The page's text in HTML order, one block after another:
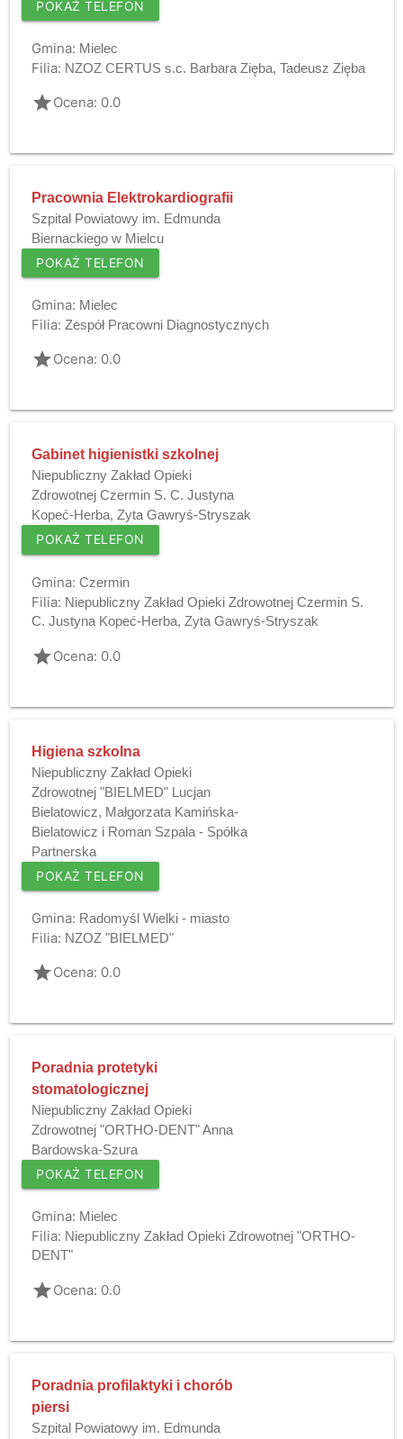
POKAŻ TELEFON
Gmina: Mielec
Filia: NZOZ CERTUS s.c. Barbara Zięba, Tadeusz Zięba
gradeOcena: 0.0
Pracownia Elektrokardiografii
Szpital Powiatowy im. Edmunda
Biernackiego w Mielcu
POKAŻ TELEFON
Gmina: Mielec
Filia: Zespół Pracowni Diagnostycznych
gradeOcena: 0.0
Gabinet higienistki szkolnej
Niepubliczny Zakład Opieki
Zdrowotnej Czermin S. C. Justyna
Kopeć-Herba, Zyta Gawryś-Stryszak
POKAŻ TELEFON
Gmina: Czermin
Filia: Niepubliczny Zakład Opieki Zdrowotnej Czermin S.
C. Justyna Kopeć-Herba, Zyta Gawryś-Stryszak
gradeOcena: 0.0
Higiena szkolna
Niepubliczny Zakład Opieki
Zdrowotnej "BIELMED" Lucjan
Bielatowicz, Małgorzata Kamińska-
Bielatowicz i Roman Szpala - Spółka
Partnerska
POKAŻ TELEFON
Gmina: Radomyśl Wielki - miasto
Filia: NZOZ "BIELMED"
gradeOcena: 0.0
Poradnia protetyki
stomatologicznej
Niepubliczny Zakład Opieki
Zdrowotnej "ORTHO-DENT" Anna
Bardowska-Szura
POKAŻ TELEFON
Gmina: Mielec
Filia: Niepubliczny Zakład Opieki Zdrowotnej "ORTHO-
DENT"
gradeOcena: 0.0
Poradnia profilaktyki i chorób
piersi
Szpital Powiatowy im. Edmunda